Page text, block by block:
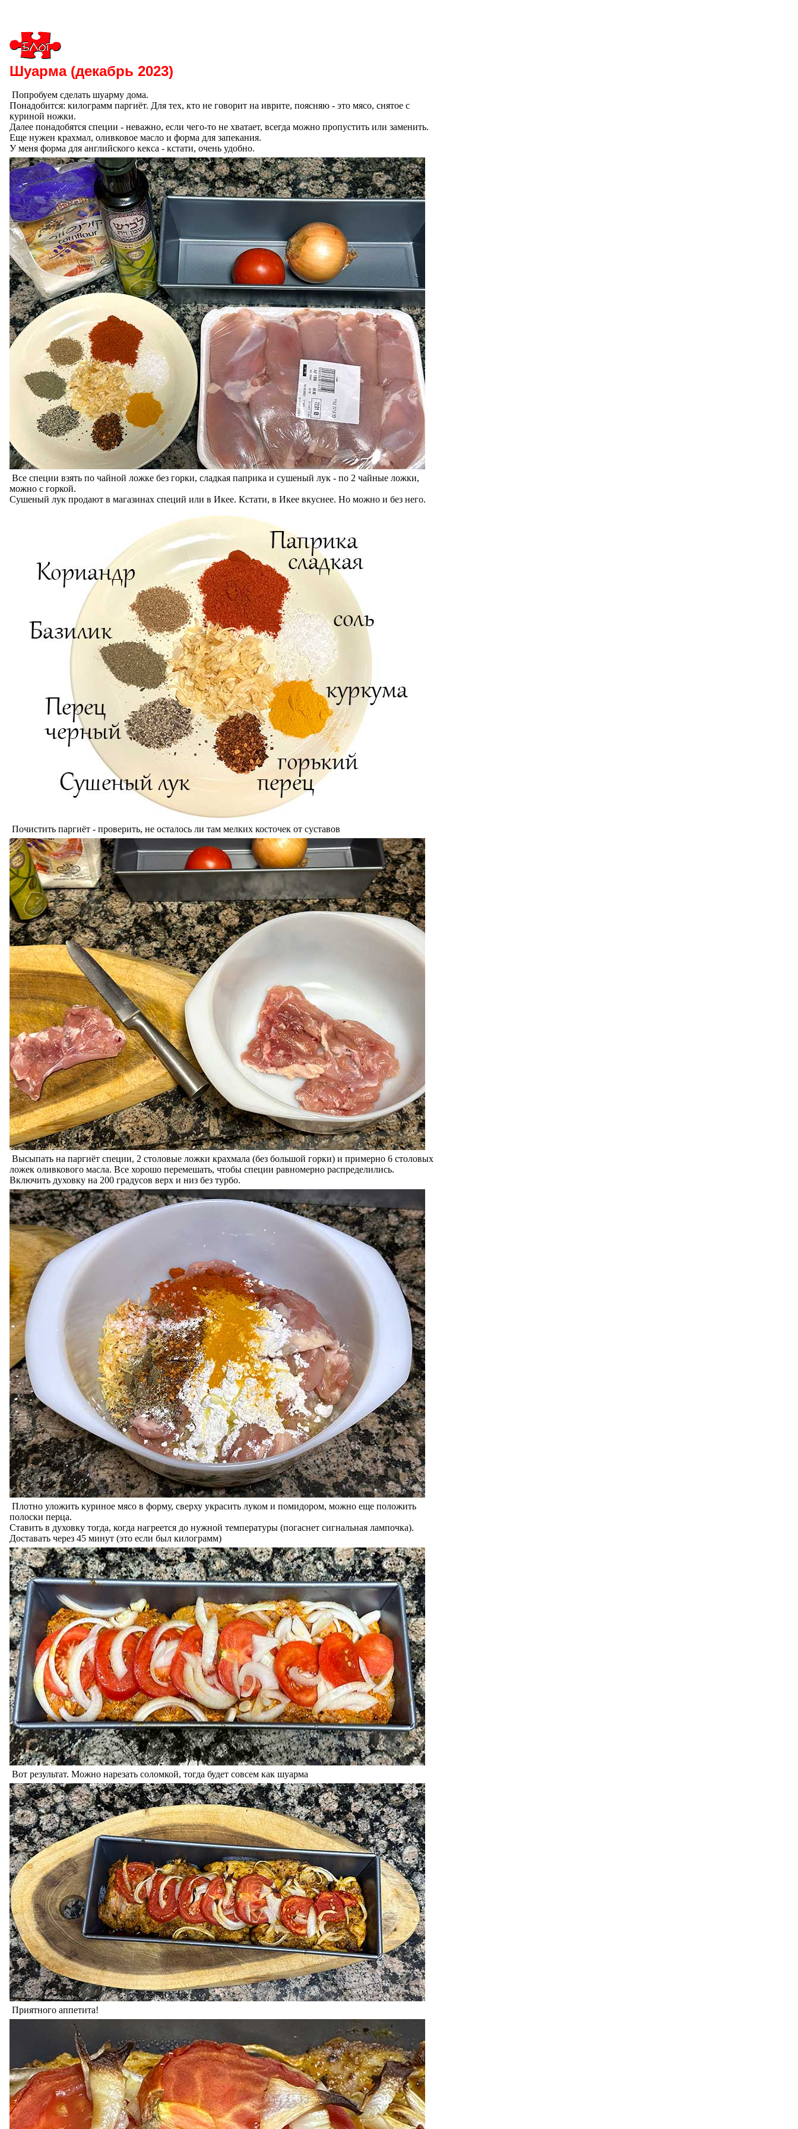
Шуарма (декабрь 2023)
Попробуем сделать шуарму дома.
Понадобится: килограмм паргиёт. Для тех, кто не говорит на иврите, поясняю - это мясо, снятое с
куриной ножки.
Далее понадобятся специи - неважно, если чего-то не хватает, всегда можно пропустить или заменить.
Еще нужен крахмал, оливковое масло и форма для запекания.
У меня форма для английского кекса - кстати, очень удобно.
Все специи взять по чайной ложке без горки, сладкая паприка и сушеный лук - по 2 чайные ложки,
можно с горкой.
Сушеный лук продают в магазинах специй или в Икее. Кстати, в Икее вкуснее. Но можно и без него.
Почистить паргиёт - проверить, не осталось ли там мелких косточек от суставов
Высыпать на паргиёт специи, 2 столовые ложки крахмала (без большой горки) и примерно 6 столовых
ложек оливкового масла. Все хорошо перемешать, чтобы специи равномерно распределились.
Включить духовку на 200 градусов верх и низ без турбо.
Плотно уложить куриное мясо в форму, сверху украсить луком и помидором, можно еще положить
полоски перца.
Ставить в духовку тогда, когда нагреется до нужной температуры (погаснет сигнальная лампочка).
Доставать через 45 минут (это если был килограмм)
Вот результат. Можно нарезать соломкой, тогда будет совсем как шуарма
Приятного аппетита!